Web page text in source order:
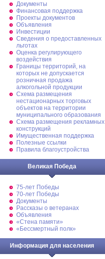
Документы
Финансовая поддержка
Проекты документов
Объявления
Инвестиции
Сведения о предоставленных
льготах
Оценка регулирующего
воздействия
Границы территорий, на
которых не допускается
розничная продажа
алкогольной продукции
Схема размещения
нестационарных торговых
объектов на территории
муниципального образования
Схема размещения рекламных
конструкций
Имущественная поддержка
Полезные ссылки
Правила благоустройства
Великая Победа
75-лет Победы
70-лет Победы
Документы
Рассказы о ветеранах
Объявления
«Стена памяти»
«Бессмертный полк»
Информация для населения